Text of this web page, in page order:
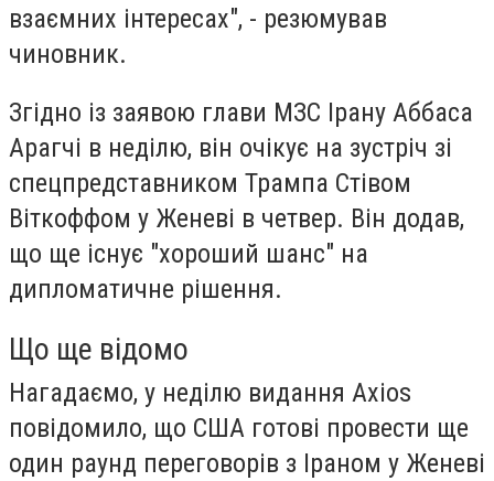
взаємних інтересах", - резюмував
чиновник.
Згідно із заявою глави МЗС Ірану Аббаса
Арагчі в неділю, він очікує на зустріч зі
спецпредставником Трампа Стівом
Віткоффом у Женеві в четвер. Він додав,
що ще існує "хороший шанс" на
дипломатичне рішення.
Що ще відомо
Нагадаємо, у неділю видання Axios
повідомило, що США готові провести ще
один раунд переговорів з Іраном у Женеві